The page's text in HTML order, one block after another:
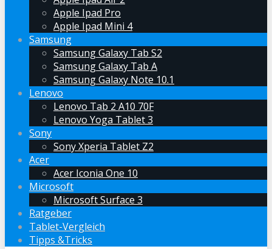
Apple Ipad Pro
Apple Ipad Mini 4
Samsung
Samsung Galaxy Tab S2
Samsung Galaxy Tab A
Samsung Galaxy Note 10.1
Lenovo
Lenovo Tab 2 A10 70F
Lenovo Yoga Tablet 3
Sony
Sony Xperia Tablet Z2
Acer
Acer Iconia One 10
Microsoft
Microsoft Surface 3
Ratgeber
Tablet-Vergleich
Tipps &Tricks